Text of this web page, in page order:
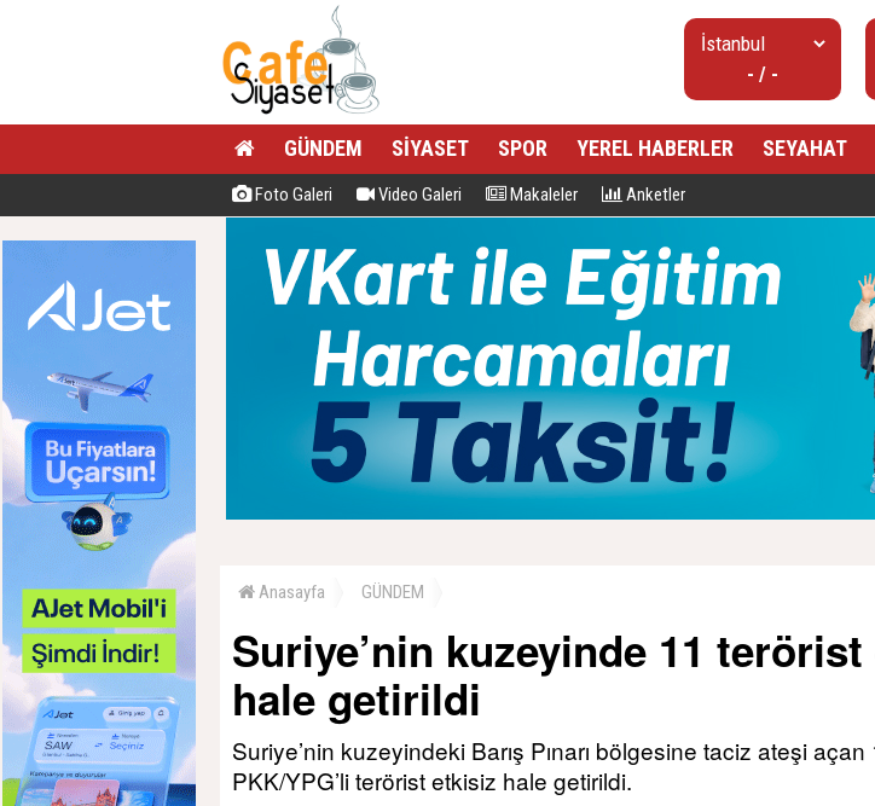
- / -
GÜNDEM SİYASET SPOR YEREL HABERLER SEYAHAT
Foto Galeri Video Galeri Makaleler Anketler
Anasayfa GÜNDEM
Suriye’nin kuzeyinde 11
hale getirildi
Suriye’nin kuzeyindeki Barış Pınarı bölgesine taciz ateşi açan
PKK/YPG’li terörist etkisiz hale getirildi.